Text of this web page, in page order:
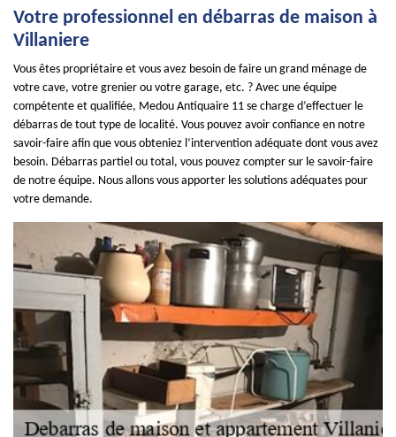
Votre professionnel en débarras de maison à
Villaniere
Vous êtes propriétaire et vous avez besoin de faire un grand ménage de
votre cave, votre grenier ou votre garage, etc. ? Avec une équipe
compétente et qualifiée, Medou Antiquaire 11 se charge d’effectuer le
débarras de tout type de localité. Vous pouvez avoir confiance en notre
savoir-faire afin que vous obteniez l’intervention adéquate dont vous avez
besoin. Débarras partiel ou total, vous pouvez compter sur le savoir-faire
de notre équipe. Nous allons vous apporter les solutions adéquates pour
votre demande.